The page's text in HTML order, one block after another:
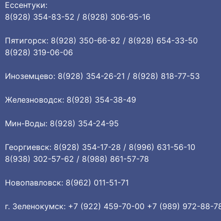
Ессентуки:
8(928) 354-83-52 / 8(928) 306-95-16
Пятигорск: 8(928) 350-66-82 / 8(928) 654-33-50
8(928) 319-06-06
Иноземцево: 8(928) 354-26-21 / 8(928) 818-77-53
Железноводск: 8(928) 354-38-49
Мин-Воды: 8(928) 354-24-95
Георгиевск: 8(928) 354-17-28 / 8(996) 631-56-10
8(938) 302-57-62 / 8(988) 861-57-78
Новопавловск: 8(962) 011-51-71
г. Зеленокумск: +7 (922) 459-70-00 +7 (989) 972-88-